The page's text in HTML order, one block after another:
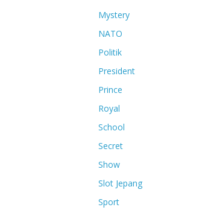
Mystery
NATO
Politik
President
Prince
Royal
School
Secret
Show
Slot Jepang
Sport